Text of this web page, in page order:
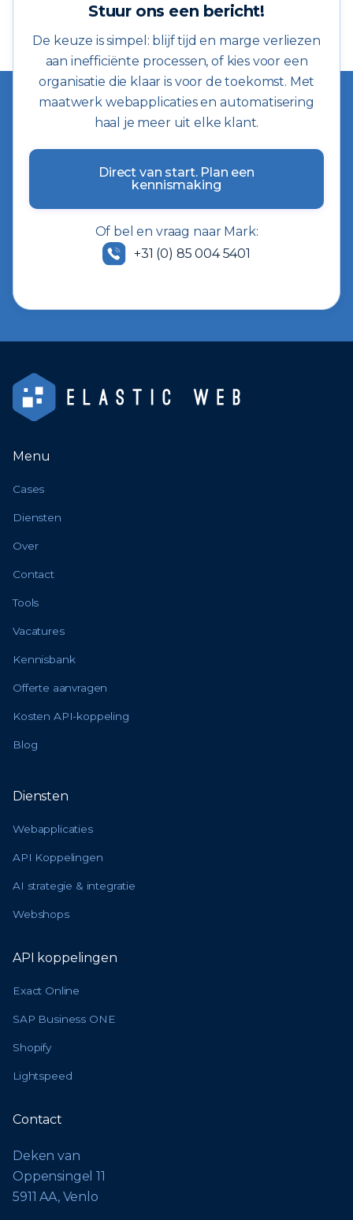
Stuur ons een bericht!
De keuze is simpel: blijf tijd en marge verliezen
aan inefficiënte processen, of kies voor een
organisatie die klaar is voor de toekomst. Met
maatwerk webapplicaties en automatisering
haal je meer uit elke klant.
Direct van start. Plan een
kennismaking
Of bel en vraag naar Mark:
+31 (0) 85 004 5401
Menu
Cases
Diensten
Over
Contact
Tools
Vacatures
Kennisbank
Offerte aanvragen
Kosten API-koppeling
Blog
Diensten
Webapplicaties
API Koppelingen
AI strategie & integratie
Webshops
API koppelingen
Exact Online
SAP Business ONE
Shopify
Lightspeed
Contact
Deken van
Oppensingel 11
5911 AA, Venlo